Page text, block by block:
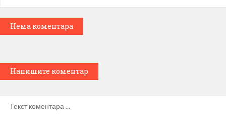
Нема коментара
Напишите коментар